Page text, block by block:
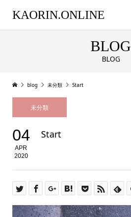
KAORIN.ONLINE
BLOG
BLOG
blog 未分類 Start
未分類
04
APR
2020
Start